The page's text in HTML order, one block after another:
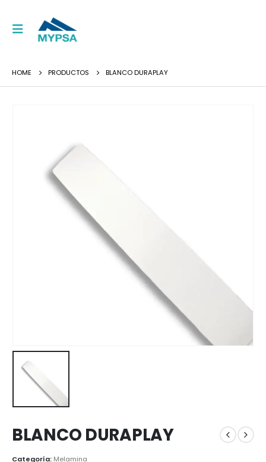
HOME PRODUCTOS BLANCO DURAPLAY
BLANCO DURAPLAY
Categoría: Melamina